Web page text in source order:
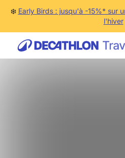
❄️ Early Birds : jusqu'à -15%* sur
l'hiver